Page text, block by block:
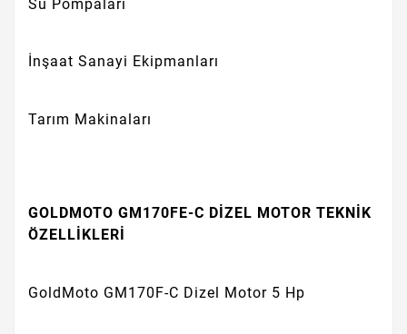
Su Pompaları
İnşaat Sanayi Ekipmanları
Tarım Makinaları
GOLDMOTO GM170FE-C DİZEL MOTOR TEKNİK
ÖZELLİKLERİ
GoldMoto GM170F-C Dizel Motor 5 Hp